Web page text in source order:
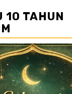
10 TAHUN